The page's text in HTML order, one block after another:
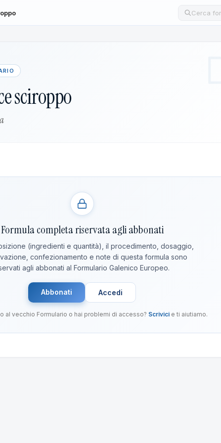
Cerca
sciroppo
Formula completa riservata agli abbonati
(ingredienti e quantità), il procedimento, dosaggio,
confezionamento e note di questa formula sono
agli abbonati al Formulario Galenico Europeo.
Abbonati Accedi
al vecchio Formulario o hai problemi di accesso? Scrivicie ti aiutiamo.